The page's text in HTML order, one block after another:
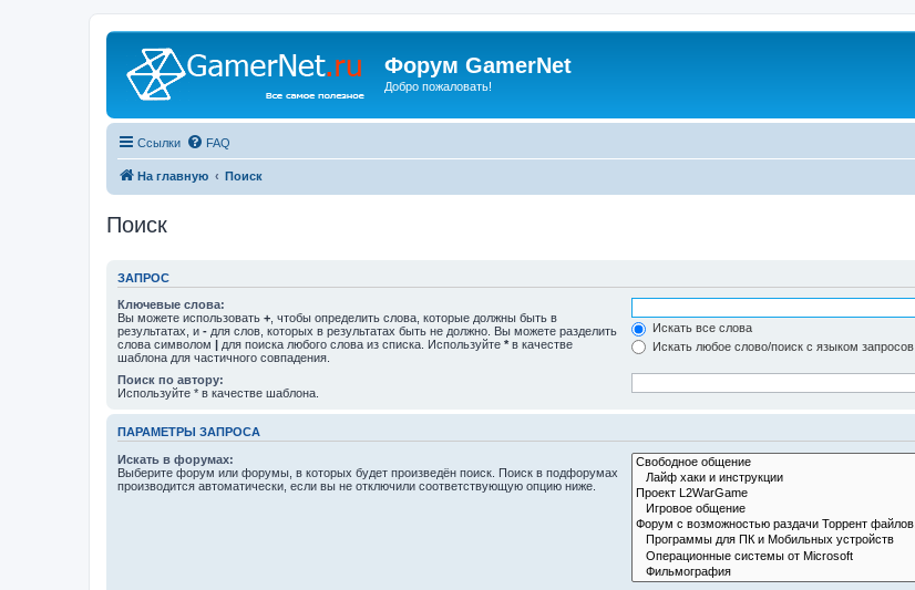
Форум GamerNet
Добро пожаловать!
Ссылки FAQ
На главную Поиск
Поиск
ЗАПРОС
Ключевые слова:
Вы можете использовать + , чтобы определить слова, которые должны быть в
результатах, и - для слов, которых в результатах быть не должно. Вы можете разделить
слова символом | для поиска любого слова из списка. Используйте * в качестве
шаблона для частичного совпадения.
Искать все слова
Искать любое слово/поиск с языком запросов
Поиск по автору:
Используйте * в качестве шаблона.
ПАРАМЕТРЫ ЗАПРОСА
Искать в форумах:
Выберите форум или форумы, в которых будет произведён поиск. Поиск в подфорумах
производится автоматически, если вы не отключили соответствующую опцию ниже.